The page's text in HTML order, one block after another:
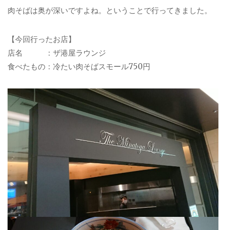
肉そばは奥が深いですよね。ということで行ってきました。
【今回行ったお店】
店名 ：ザ港屋ラウンジ
食べたもの：冷たい肉そばスモール750円